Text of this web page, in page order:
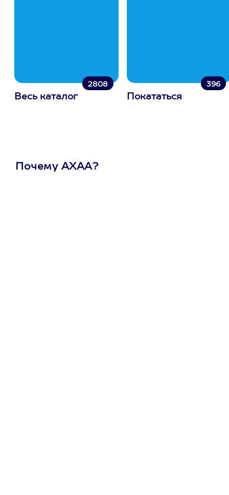
2808
Весь каталог
396
Покататься
Почему АХАА?